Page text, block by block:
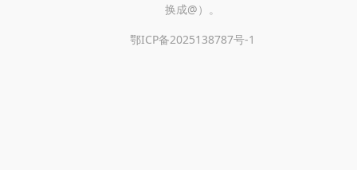
换成@）。
鄂ICP备2025138787号-1